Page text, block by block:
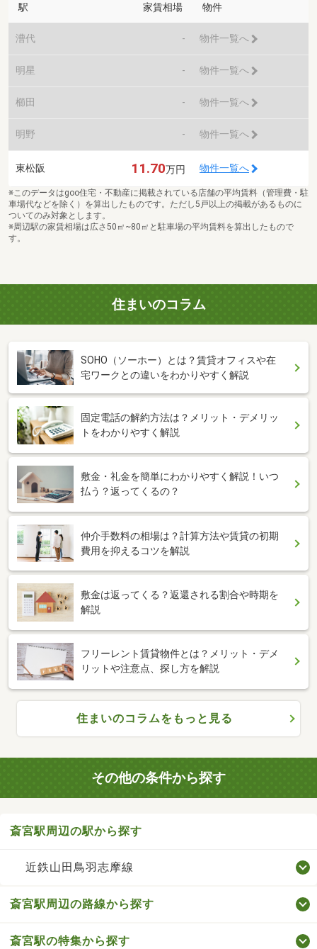
駅 家賃相場 物件
漕代 - 物件一覧へ
明星 - 物件一覧へ
櫛田 - 物件一覧へ
明野 - 物件一覧へ
東松阪 11.70万円 物件一覧へ
※このデータはgoo住宅・不動産に掲載されている店舗の平均賃料（管理費・駐
車場代などを除く）を算出したものです。ただし5戸以上の掲載があるものに
ついてのみ対象とします。
※周辺駅の家賃相場は広さ50㎡~80㎡と駐車場の平均賃料を算出したもので
す。
住まいのコラム
SOHO（ソーホー）とは？賃貸オフィスや在
宅ワークとの違いをわかりやすく解説
固定電話の解約方法は？メリット・デメリッ
トをわかりやすく解説
敷金・礼金を簡単にわかりやすく解説！いつ
払う？返ってくるの？
仲介手数料の相場は？計算方法や賃貸の初期
費用を抑えるコツを解説
敷金は返ってくる？返還される割合や時期を
解説
フリーレント賃貸物件とは？メリット・デメ
リットや注意点、探し方を解説
住まいのコラムをもっと見る
その他の条件から探す
斎宮駅周辺の駅から探す
近鉄山田鳥羽志摩線
斎宮駅周辺の路線から探す
斎宮駅の特集から探す